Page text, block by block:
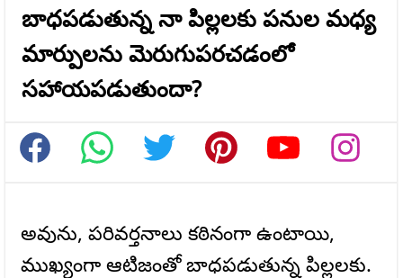
బాధపడుతున్న నా పిల్లలకు పనుల మధ్య
మార్పులను మెరుగుపరచడంలో
సహాయపడుతుందా?
అవును, పరివర్తనాలు కఠినంగా ఉంటాయి,
ముఖ్యంగా ఆటిజంతో బాధపడుతున్న పిల్లలకు.